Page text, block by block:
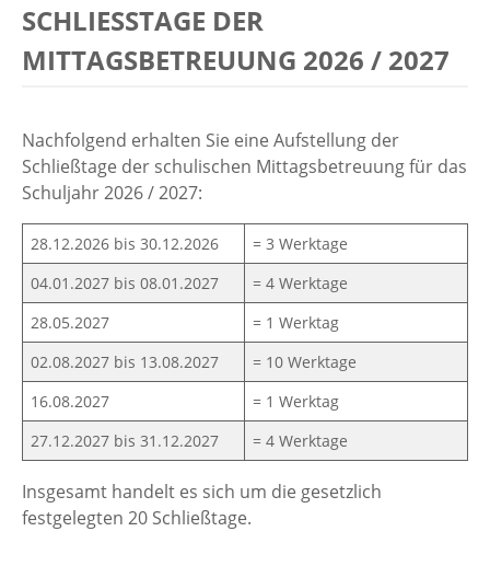
SCHLIESSTAGE DER M
ITTAGSBETREUUNG 2026 / 2027
Nachfolgend erhalten Sie eine Aufstellung der
Schließtage der schulischen Mittagsbetreuung für das
Schuljahr 2026 / 2027:
28.12.2026 bis 30.12.2026
= 3 Werktage
04.01.2027 bis 08.01.2027
= 4 Werktage
28.05.2027
= 1 Werktag
02.08.2027 bis 13.08.2027
= 10 Werktage
16.08.2027
= 1 Werktag
27.12.2027 bis 31.12.2027
= 4 Werktage
Insgesamt handelt es sich um die gesetzlich
festgelegten 20 Schließtage.